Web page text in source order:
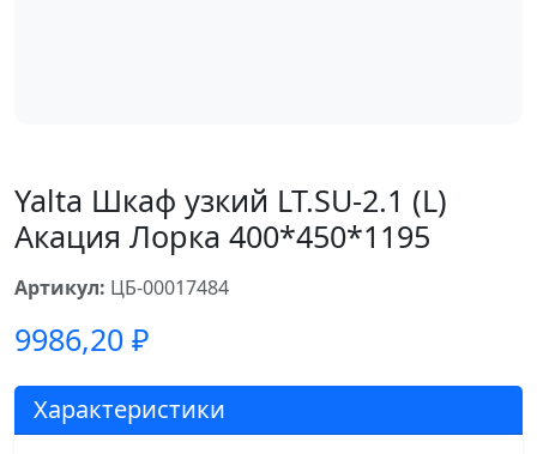
Yalta Шкаф узкий LT.SU-2.1 (L)
Акация Лорка 400*450*1195
Артикул: ЦБ-00017484
9986,20 ₽
Характеристики